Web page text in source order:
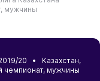
мужчины
20 • Казахстан,
мужчины